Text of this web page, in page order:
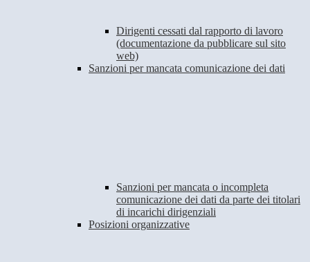
Dirigenti cessati dal rapporto di lavoro
(documentazione da pubblicare sul sito
web)
Sanzioni per mancata comunicazione dei dati
Sanzioni per mancata o incompleta
comunicazione dei dati da parte dei titolari
di incarichi dirigenziali
Posizioni organizzative